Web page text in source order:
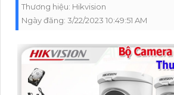
Thương hiệu: Hikvision
Ngày đăng: 3/22/2023 10:49:51 AM